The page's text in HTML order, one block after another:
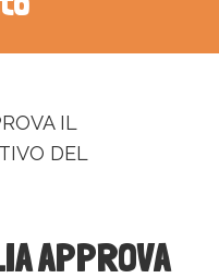
APPROVA